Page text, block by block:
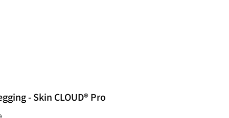
- Skin CLOUD® Pro